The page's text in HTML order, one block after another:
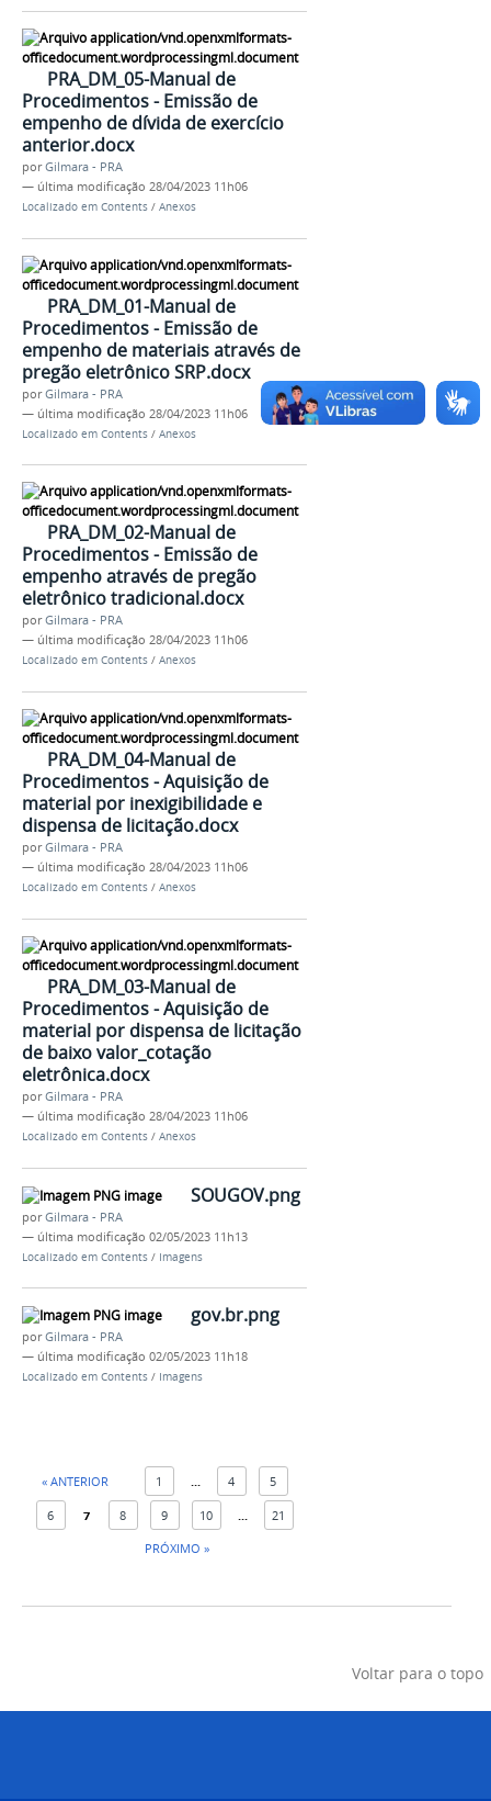
PRA_DM_05-Manual de
Procedimentos - Emissão de
empenho de dívida de exercício
anterior.docx
porGilmara - PRA
— última modificação 28/04/2023 11h06
Localizado em Contents / Anexos
PRA_DM_01-Manual de
Procedimentos - Emissão de
empenho de materiais através de
pregão eletrônico SRP.docx
porGilmara - PRA
— última modificação 28/04/2023 11h06
Localizado em Contents / Anexos
PRA_DM_02-Manual de
Procedimentos - Emissão de
empenho através de pregão
eletrônico tradicional.docx
porGilmara - PRA
— última modificação 28/04/2023 11h06
Localizado em Contents / Anexos
PRA_DM_04-Manual de
Procedimentos - Aquisição de
material por inexigibilidade e
dispensa de licitação.docx
porGilmara - PRA
— última modificação 28/04/2023 11h06
Localizado em Contents / Anexos
PRA_DM_03-Manual de
Procedimentos - Aquisição de
material por dispensa de licitação
de baixo valor_cotação
eletrônica.docx
porGilmara - PRA
— última modificação 28/04/2023 11h06
Localizado em Contents / Anexos
SOUGOV.png
porGilmara - PRA
— última modificação 02/05/2023 11h13
Localizado em Contents / Imagens
gov.br.png
porGilmara - PRA
— última modificação 02/05/2023 11h18
Localizado em Contents / Imagens
« ANTERIOR 1 ... 4 5
6 7 8 9 10 ...
21
PRÓXIMO »
Voltar para o topo